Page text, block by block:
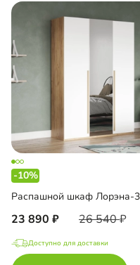
-10%
23 890 26 540
Доступно для доставки